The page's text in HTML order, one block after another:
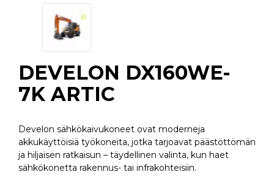
DEVELON DX160WE-
7K ARTIC
Develon sähkökaivukoneet ovat moderneja
akkukäyttöisiä työkoneita, jotka tarjoavat päästöttömän
ja hiljaisen ratkaisun – täydellinen valinta, kun haet
sähkökonetta rakennus- tai infrakohteisiin.